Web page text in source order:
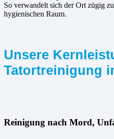
So verwandelt sich der Ort zügig
hygienischen Raum.
Unsere
Tatortreinigung
Reinigung nach Mord,